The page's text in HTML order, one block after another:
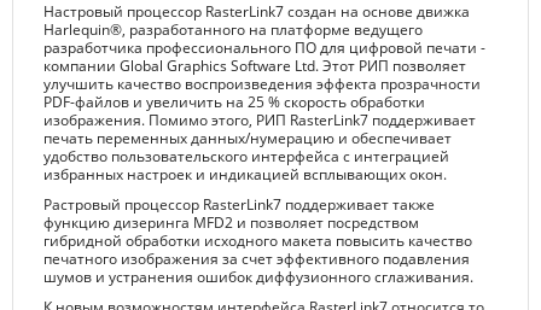
Hастровый процессор RasterLink7 создан на основе движка
Harlequin®, разработанного на платформе ведущего
разработчика профессионального ПО для цифровой печати -
компании Global Graphics Software Ltd. Этот РИП позволяет
улучшить качество воспроизведения эффекта прозрачности
PDF-файлов и увеличить на 25 % скорость обработки
изображения. Помимо этого, РИП RasterLink7 поддерживает
печать переменных данных/нумерацию и обеспечивает
удобство пользовательского интерфейса с интеграцией
избранных настроек и индикацией всплывающих окон.
Растровый процессор RasterLink7 поддерживает также
функцию дизеринга MFD2 и позволяет посредством
гибридной обработки исходного макета повысить качество
печатного изображения за счет эффективного подавления
шумов и устранения ошибок диффузионного сглаживания.